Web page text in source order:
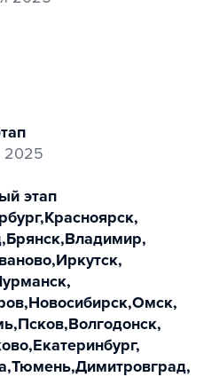
2025
этап
,Красноярск,
,Брянск,Владимир,
,Иркутск,
,
,Новосибирск,Омск,
,Псков,Волгодонск,
,Екатеринбург,
,Тюмень,Димитровград,